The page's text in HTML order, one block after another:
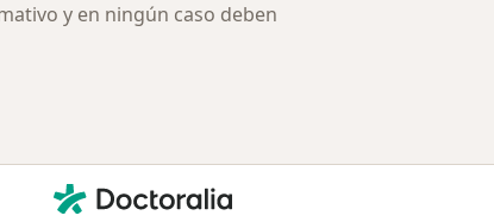
y en ningún caso deben
Contacto
Doctoralia - Página de inicio